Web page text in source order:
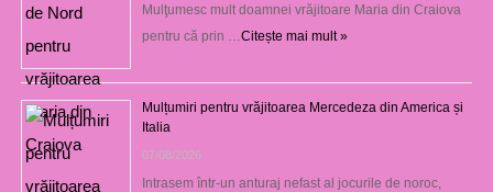
Mulţumesc mult doamnei vrăjitoare Maria din Craiova
pentru că prin … Citește mai mult »
Mulțumiri pentru vrăjitoarea Mercedeza din America și
Italia
07/08/2026
Intrasem într-un anturaj nefast al jocurile de noroc,